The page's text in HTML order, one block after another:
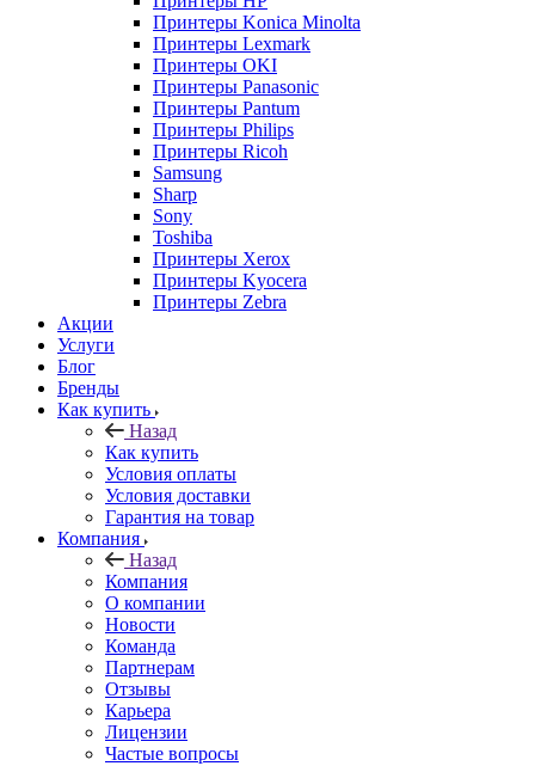
Принтеры Konica Minolta
Принтеры Lexmark
Принтеры OKI
Принтеры Panasonic
Принтеры Pantum
Принтеры Philips
Принтеры Ricoh
Samsung
Sharp
Sony
Toshiba
Принтеры Xerox
Принтеры Kyocera
Принтеры Zebra
Акции
Услуги
Блог
Бренды
Как купить
Назад
Как купить
Условия оплаты
Условия доставки
Гарантия на товар
Компания
Назад
Компания
О компании
Новости
Команда
Партнерам
Отзывы
Карьера
Лицензии
Частые вопросы